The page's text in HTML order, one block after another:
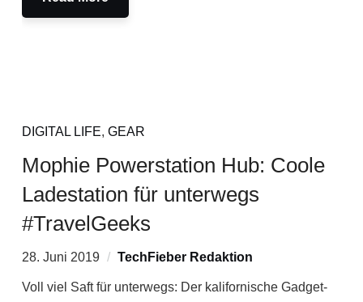
DIGITAL LIFE, GEAR
Mophie Powerstation Hub: Coole
Ladestation für unterwegs
#TravelGeeks
28. Juni 2019 TechFieber Redaktion
Voll viel Saft für unterwegs: Der kalifornische Gadget-